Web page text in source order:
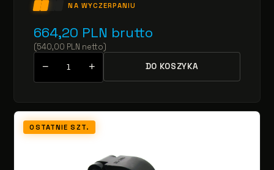
NA WYCZERPANIU
664,20 PLN brutto
(540,00 PLN netto)
− + DO KOSZYKA
OSTATNIE SZT.